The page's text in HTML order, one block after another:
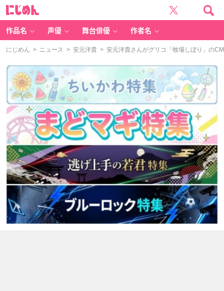
作品名 声優 舞台俳優 作者名
にじめん > ニュース > 安元洋貴 > 安元洋貴さんがグリコ「牧場しぼり」の